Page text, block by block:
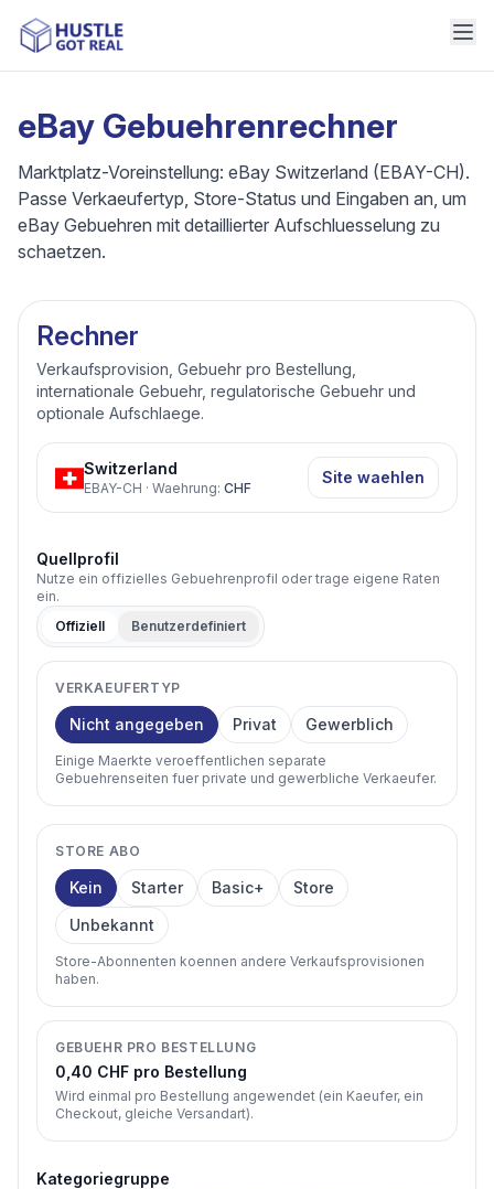
eBay Gebuehrenrechner
Marktplatz-Voreinstellung: eBay Switzerland (EBAY-CH).
Passe Verkaeufertyp, Store-Status und Eingaben an, um
eBay Gebuehren mit detaillierter Aufschluesselung zu
schaetzen.
Rechner
Verkaufsprovision, Gebuehr pro Bestellung,
internationale Gebuehr, regulatorische Gebuehr und
optionale Aufschlaege.
Switzerland
EBAY-CH · Waehrung: CHF
Site waehlen
Quellprofil
Nutze ein offizielles Gebuehrenprofil oder trage eigene Raten
ein.
Offiziell
Benutzerdefiniert
VERKAEUFERTYP
Nicht angegeben Privat Gewerblich
Einige Maerkte veroeffentlichen separate
Gebuehrenseiten fuer private und gewerbliche Verkaeufer.
STORE ABO
Kein Starter Basic+
Store
Unbekannt
Store-Abonnenten koennen andere Verkaufsprovisionen
haben.
GEBUEHR PRO BESTELLUNG
0,40 CHF pro Bestellung
Wird einmal pro Bestellung angewendet (ein Kaeufer, ein
Checkout, gleiche Versandart).
Kategoriegruppe